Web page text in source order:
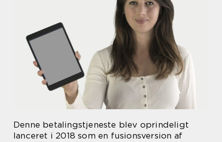
Denne betalingstjeneste blev oprindeligt
lanceret i 2018 som en fusionsversion af